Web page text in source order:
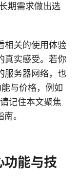
期需求做出选
相关的使用体验
真实感受。若你
服务器网络，也
与价格，例如
记住本文聚焦
。
能与技